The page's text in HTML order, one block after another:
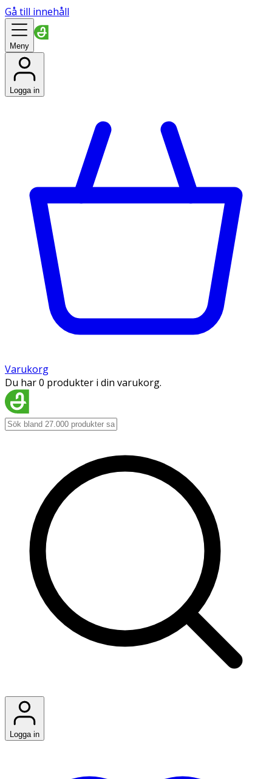
Gå till innehåll
Meny
Logga in
Varukorg
Du har 0 produkter i din varukorg.
Logga in